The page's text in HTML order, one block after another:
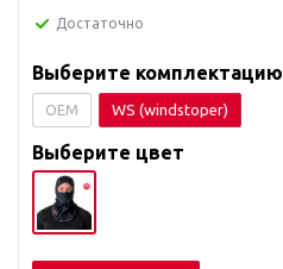
Достаточно
Выберите комплектацию
OEM WS (windstoper)
Выберите цвет